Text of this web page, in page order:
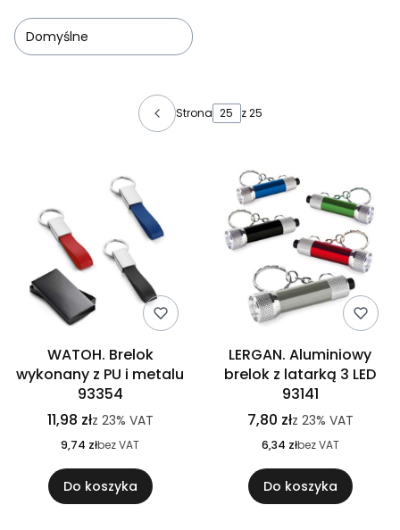
Domyślne
Strona z 25
WATOH. Brelok
wykonany z PU i metalu
93354
11,98 złz 23% VAT
9,74 złbez VAT
Do koszyka
LERGAN. Aluminiowy
brelok z latarką 3 LED
93141
7,80 złz 23% VAT
6,34 złbez VAT
Do koszyka